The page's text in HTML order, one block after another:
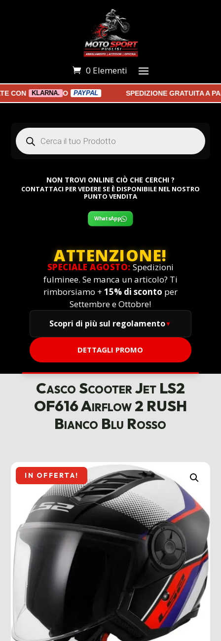
0 Elementi
KLARNA. O PAYPAL SPEDIZIONE GRATUITA A
Products
search
NON TROVI ONLINE CIÒ CHE CERCHI ?
CONTATTACI PER VEDERE SE È DISPONIBILE NEL NOSTRO
PUNTO VENDITA
WhatsApp
ATTENZIONE!
SPECIALE AGOSTO: Spedizioni
fulminee. Se manca un articolo? Ti
rimborsiamo + 15% di sconto per
Settembre e Ottobre!
Scopri di più sul regolamento
DETTAGLI PROMO
Casco Scooter Jet LS2
OF616 Airflow 2 RUSH
Bianco Blu Rosso
IN OFFERTA!